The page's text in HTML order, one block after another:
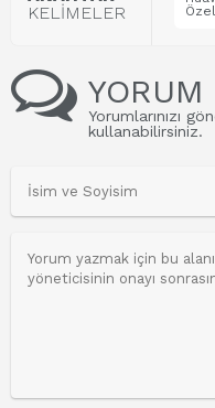
KELİMELER
YORUM
Yorumlarınızı
kullanabilirsiniz.